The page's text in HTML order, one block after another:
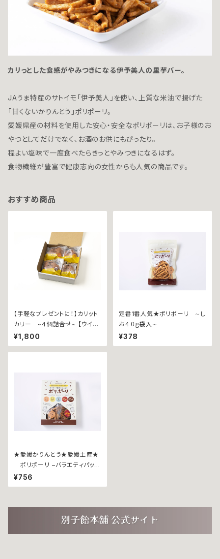
カリっとした食感がやみつきになる伊予美人の里芋バー。
JAうま特産のサトイモ「伊予美人」を使い、上質な米油で揚げた
「甘くないかりんとう」ポリポーリ。
愛媛県産の材料を使用した安心・安全なポリポーリは、お子様のお
やつとしてだけでなく、お酒のお供にもぴったり。
程よい塩味で一度食べたらきっとやみつきになるはず。
食物繊維が豊富で健康志向の女性からも人気の商品です。
おすすめ商品
【手軽なプレゼントに！】カリット
カリー ~４個詰合せ~ 【ウイン
ナーｘ１個、瀬戸内レモン香るチ
ーズｘ１個、じゃこ天ｘ１個、甘と
¥1,800
定番1番人気★ポリポーリ ∼し
お４０ｇ袋入∼
¥378
★愛媛かりんとう★愛媛土産★
ポリポーリ ~バラエティパック
８５ｇ~
¥756